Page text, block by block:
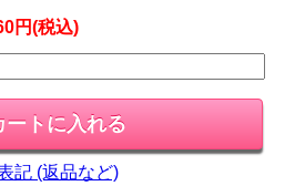
円(税込)
記 (返品など)